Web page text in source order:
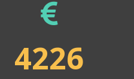
4226